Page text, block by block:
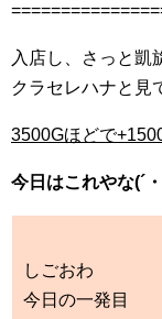
入店し、さっと凱
クラセレハナと見
3500Gほどで
今日はこれやな(´
しごおわ
今日の一発目